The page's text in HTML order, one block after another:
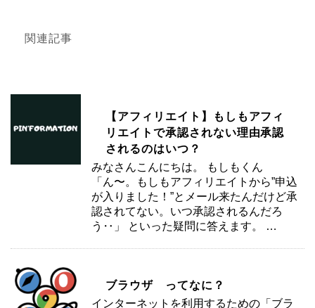
関連記事
【アフィリエイト】もしもアフィ
リエイトで承認されない理由承認
されるのはいつ？
みなさんこんにちは。 もしもくん
「ん〜。もしもアフィリエイトから”申込
が入りました！”とメール来たんだけど承
認されてない。いつ承認されるんだろ
う‥」 といった疑問に答えます。 …
ブラウザ ってなに？
インターネットを利用するための「ブラ